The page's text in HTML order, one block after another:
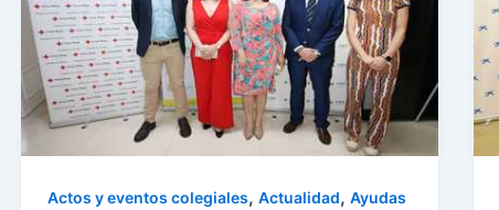
Actos y eventos colegiales, Actualidad, Ayudas